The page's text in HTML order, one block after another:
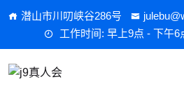
潜山市川叨峡谷286号
工作时间: 早上9点 - 下午6